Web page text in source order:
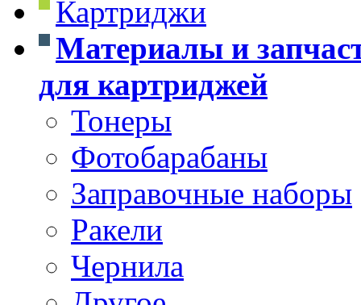
Картриджи
Материалы и
для картриджей
Тонеры
Фотобарабаны
Заправочные наборы
Ракели
Чернила